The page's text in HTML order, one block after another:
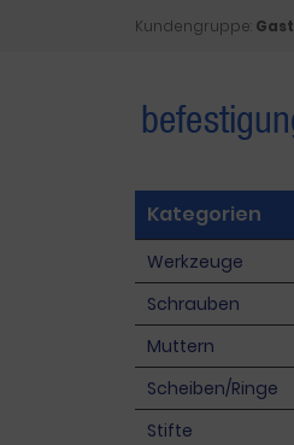
Kundengruppe: Gast
Kategorien
Werkzeuge
Schrauben
Muttern
Scheiben/Ringe
Stifte